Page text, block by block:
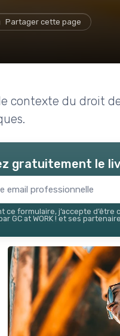
Partager cette page
contexte du droit
gratuitement le
ce formulaire, j’accepte d’être
GC at WORK ! et ses